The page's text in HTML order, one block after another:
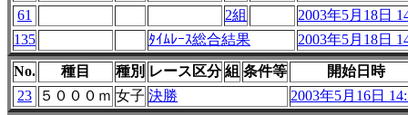
61
2組
2003年5月18日
135
ﾀｲﾑﾚｰｽ総合結果 2003年5月18日
No. 種目 種別 レース区分 組 条件等
開始日時
23
５０００ｍ 女子 決勝 2003年5月16日